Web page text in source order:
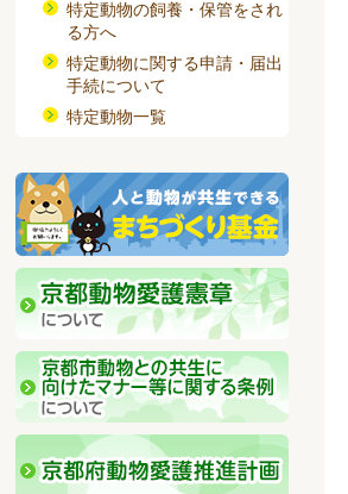
特定動物の飼養・保管をされ
る方へ
特定動物に関する申請・届出
手続について
特定動物一覧